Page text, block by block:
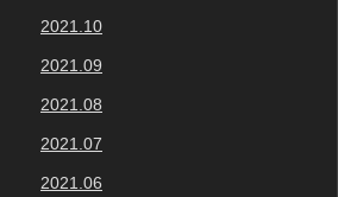
2021.10
2021.09
2021.08
2021.07
2021.06